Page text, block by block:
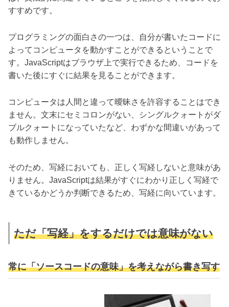
すすめです。
プログラミングの面白さの一つは、自分が書いたコードに
よってコンピュータを動かすことができるということで
す。JavaScriptはブラウザ上で実行できるため、コードを
書いた後にすぐに結果を見ることができます。
コンピュータは人間と違って曖昧さを許容することはでき
ません。文末にセミコロンがない、シングルクォートがダ
ブルクォートになっていたなど、わずかな間違いがあって
も動作しません。
そのため、写経においても、正しく写経しないと意味があ
りません。JavaScriptは結果がすぐにわかり正しく写経で
きているかどうか判断できるため、写経に向いています。
ただ「写経」をするだけでは意味がない
常に「ソースコードの意味」を考えながら書き写す